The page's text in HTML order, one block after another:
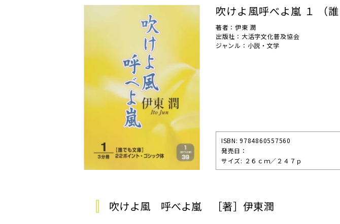
吹けよ風呼べよ嵐 １ （誰
著者：伊東 潤
出版社：大活字文化普及協会
ジャンル：小説・文学
ISBN: 9784860557560
発売⽇：
サイズ: ２６ｃｍ／２４７ｐ
吹けよ風 呼べよ嵐 ［著］伊東潤